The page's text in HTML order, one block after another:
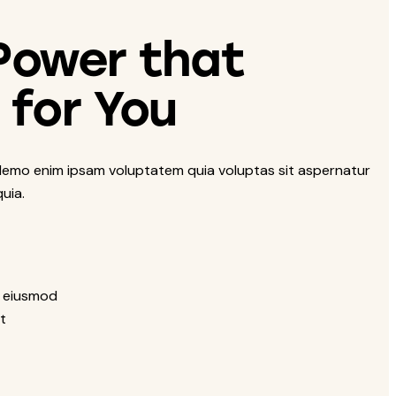
that
You
enim ipsam voluptatem quia voluptas sit aspernatur